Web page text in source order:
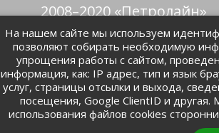
2008–2020 «Петролайн»
© Все права защищены.
petrolain@mail.ru
На нашем сайте мы используем
позволяют собирать необходимую
упрощения работы с сайтом,
информация, как: IP адрес, тип и язык
услуг, страницы отсылки и выхода,
посещения, Google ClientID и другая.
использования файлов cookies